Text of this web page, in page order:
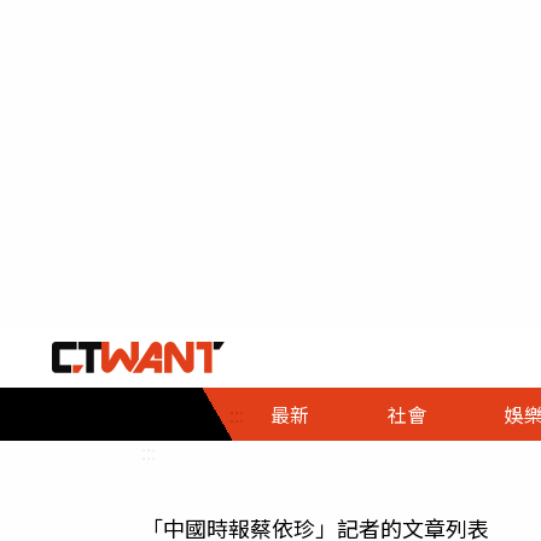
::: 最新 社會
社會首頁
時事
調查
娛樂
娛樂首頁
即時
專題
財經首頁
熱線
３Ｃ
政
「中國時報蔡依珍」記者的文章列表